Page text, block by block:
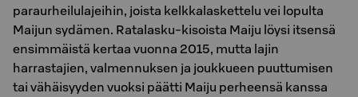
paraurheilulajeihin, joista kelkkalaskettelu vei lopulta
Maijun sydämen. Ratalasku-kisoista Maiju löysi itsensä
ensimmäistä kertaa vuonna 2015, mutta lajin
harrastajien, valmennuksen ja joukkueen puuttumisen
tai vähäisyyden vuoksi päätti Maiju perheensä kanssa